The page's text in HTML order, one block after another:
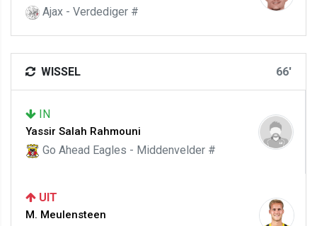
Ajax - Verdediger #
WISSEL 66'
IN
Yassir Salah Rahmouni
Go Ahead Eagles - Middenvelder #
UIT
M. Meulensteen